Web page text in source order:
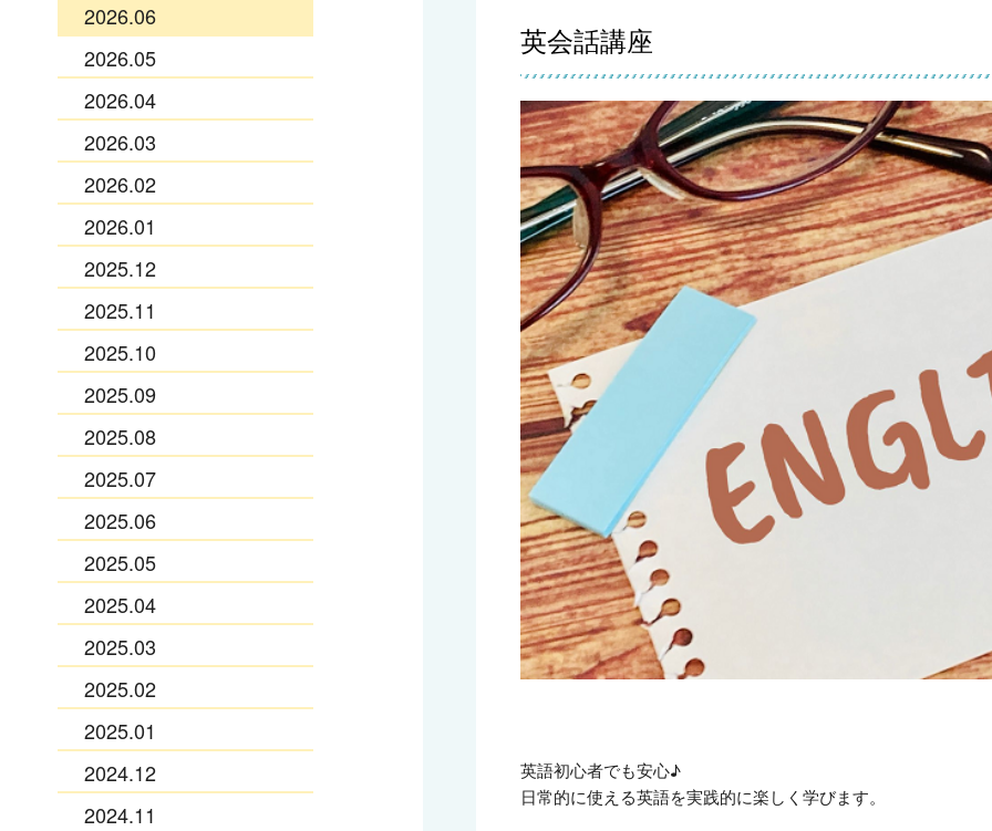
2026.06
2026.05
2026.04
2026.03
2026.02
2026.01
2025.12
2025.11
2025.10
2025.09
2025.08
2025.07
2025.06
2025.05
2025.04
2025.03
2025.02
2025.01
2024.12
2024.11
英会話講座
英語初心者でも安心♪
日常的に使える英語を実践的に楽しく学びます。